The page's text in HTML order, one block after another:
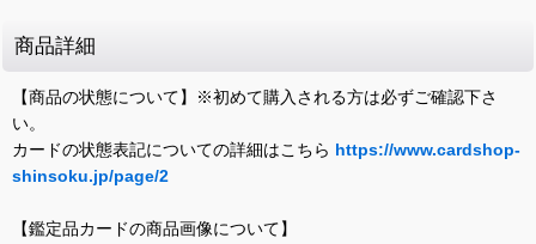
商品詳細
【商品の状態について】※初めて購入される方は必ずご確認下さ
い。
カードの状態表記についての詳細はこちら https://www.cardshop-
shinsoku.jp/page/2
【鑑定品カードの商品画像について】